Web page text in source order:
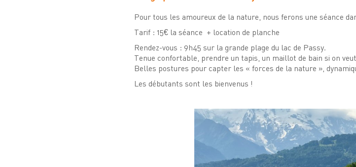
Pour tous les amoureux de la nature, nous ferons une séance
Tarif : 15€ la séance + location de planche
Rendez-vous : 9h45 sur la grande plage du lac de Passy.
Tenue confortable, prendre un tapis, un maillot de bain si on
Belles postures pour capter les « forces de la nature »,
Les débutants sont les bienvenus !